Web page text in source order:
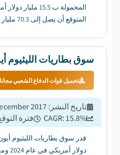
المتوقع
سوق بطاريات الليثيوم
تحميل قوات الدفاع الشعبي مجانا
تاريخ النشر :
2017
CAGR:15.8% فترة